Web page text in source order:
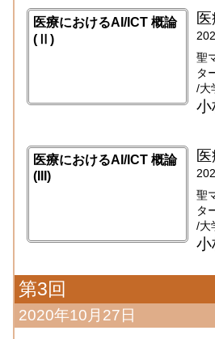
医療におけるAI/ICT 概論
(Ⅱ)
聖
タ
/大
小
医療におけるAI/ICT 概論
(III)
聖
タ
/大
小
第3回
2020年10月27日